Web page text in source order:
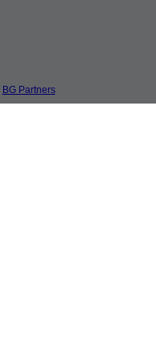
BG Partners